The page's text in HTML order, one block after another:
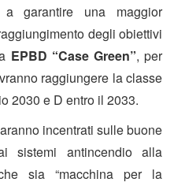
a garantire una maggior
degli obiettivi
EPBD “Case Green”, per
raggiungere la classe
2030 e D entro il 2033.
incentrati sulle buone
sistemi antincendio alla
sia “macchina per la